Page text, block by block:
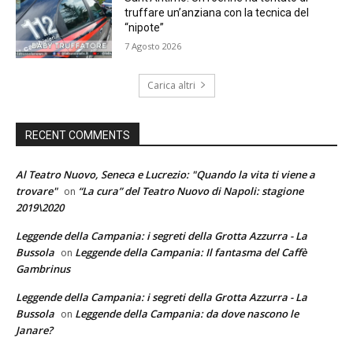
truffare un’anziana con la tecnica del
“nipote”
7 Agosto 2026
Carica altri
RECENT COMMENTS
Al Teatro Nuovo, Seneca e Lucrezio: "Quando la vita ti viene a
trovare" on “La cura” del Teatro Nuovo di Napoli: stagione
2019\2020
Leggende della Campania: i segreti della Grotta Azzurra - La
Bussola on Leggende della Campania: Il fantasma del Caffè
Gambrinus
Leggende della Campania: i segreti della Grotta Azzurra - La
Bussola on Leggende della Campania: da dove nascono le
Janare?